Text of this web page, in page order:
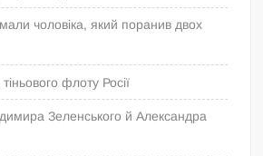
чоловіка, який поранив двох
флоту Росії
Зеленського й Александра